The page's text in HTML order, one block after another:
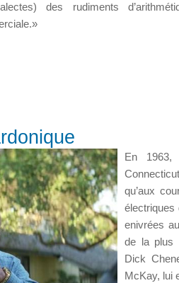
des rudiments
En 1963,
qu’aux
électriques
enivrées
de la plus
Dick
McKay, lui